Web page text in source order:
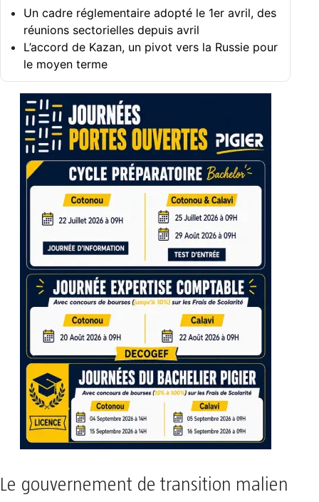
Un cadre réglementaire adopté le 1er avril, des
réunions sectorielles depuis avril
L’accord de Kazan, un pivot vers la Russie pour
le moyen terme
Le gouvernement de transition malien